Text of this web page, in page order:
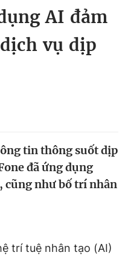
AI đảm
vụ dịp
tin thông suốt dịp
đã ứng dụng
cũng như bố trí nhân
trí tuệ nhân tạo (AI)